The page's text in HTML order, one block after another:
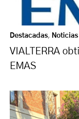
Destacadas, Noticias
VIALTERRA
EMAS